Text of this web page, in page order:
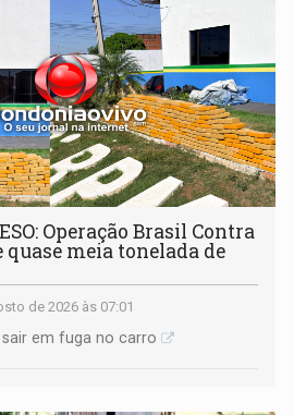
Operação Brasil Contra
quase meia tonelada de
de 2026 às 07:01
em fuga no carro